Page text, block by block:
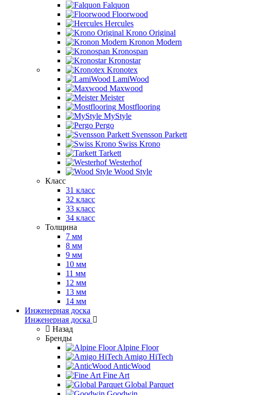
Falquon
Floorwood
Hercules
Krono Original
Kronon Modern
Kronospan
Kronostar
Kronotex
LamiWood
Maxwood
Meister
Mostflooring
MyStyle
Pergo
Svensson Parkett
Swiss Krono
Tarkett
Westerhof
Wood Style
Класс
31 класс
32 класс
33 класс
34 класс
Толщина
7 мм
8 мм
9 мм
10 мм
11 мм
12 мм
13 мм
14 мм
Инженерная доска
Инженерная доска
Назад
Бренды
Alpine Floor
Amigo HiTech
AnticWood
Fine Art
Global Parquet